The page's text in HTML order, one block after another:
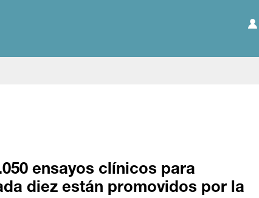
ensayos clínicos para
diez están promovidos por la